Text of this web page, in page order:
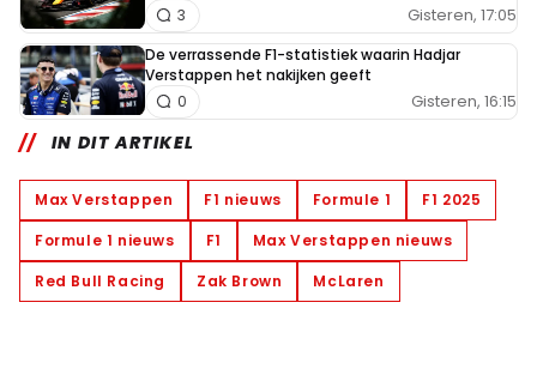
Gisteren, 17:05
3
De verrassende F1-statistiek waarin Hadjar
Verstappen het nakijken geeft
Gisteren, 16:15
0
IN DIT ARTIKEL
Max Verstappen F1 nieuws Formule 1
F1 2025
Formule 1 nieuws
F1
Max Verstappen nieuws
Red Bull Racing
Zak Brown McLaren